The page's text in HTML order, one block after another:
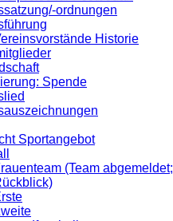
ordnungen
Historie
Spende
Sportangebot
(Team abgemeldet;